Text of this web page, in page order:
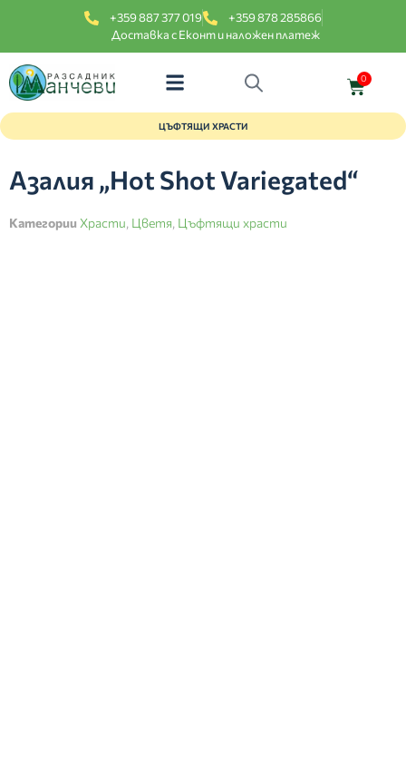
+359 887 377 019
+359 878 285866
Доставка с Еконт и наложен платеж
0
ЦЪФТЯЩИ ХРАСТИ
Азалия „Hot Shot Variegated“
Категории Храсти, Цветя, Цъфтящи храсти